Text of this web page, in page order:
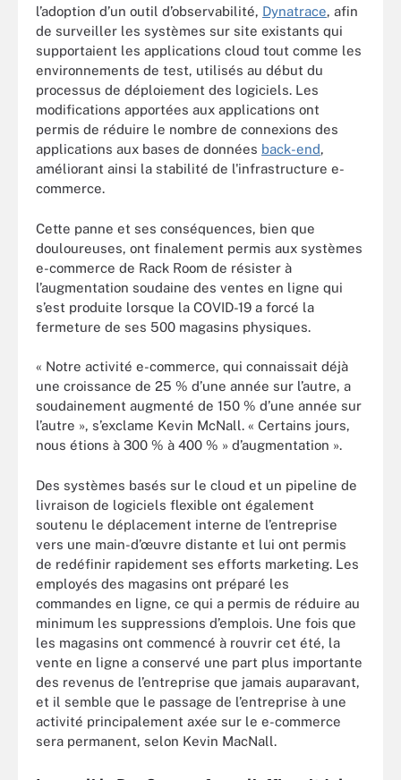
l’adoption d’un outil d’observabilité, Dynatrace, afin
de surveiller les systèmes sur site existants qui
supportaient les applications cloud tout comme les
environnements de test, utilisés au début du
processus de déploiement des logiciels. Les
modifications apportées aux applications ont
permis de réduire le nombre de connexions des
applications aux bases de données back-end,
améliorant ainsi la stabilité de l'infrastructure e-
commerce.
Cette panne et ses conséquences, bien que
douloureuses, ont finalement permis aux systèmes
e-commerce de Rack Room de résister à
l’augmentation soudaine des ventes en ligne qui
s’est produite lorsque la COVID-19 a forcé la
fermeture de ses 500 magasins physiques.
« Notre activité e-commerce, qui connaissait déjà
une croissance de 25 % d’une année sur l’autre, a
soudainement augmenté de 150 % d’une année sur
l’autre », s’exclame Kevin McNall. « Certains jours,
nous étions à 300 % à 400 % » d’augmentation ».
Des systèmes basés sur le cloud et un pipeline de
livraison de logiciels flexible ont également
soutenu le déplacement interne de l’entreprise
vers une main-d’œuvre distante et lui ont permis
de redéfinir rapidement ses efforts marketing. Les
employés des magasins ont préparé les
commandes en ligne, ce qui a permis de réduire au
minimum les suppressions d’emplois. Une fois que
les magasins ont commencé à rouvrir cet été, la
vente en ligne a conservé une part plus importante
des revenus de l’entreprise que jamais auparavant,
et il semble que le passage de l’entreprise à une
activité principalement axée sur le e-commerce
sera permanent, selon Kevin MacNall.